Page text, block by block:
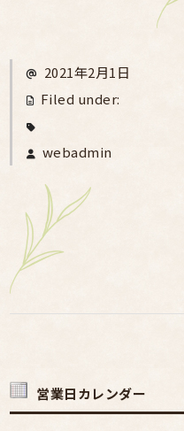
2021年2月1日
Filed under:
webadmin
営業日カレンダー